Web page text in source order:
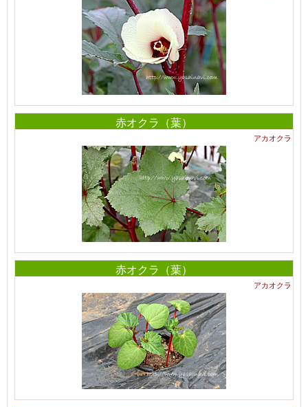
赤オクラ（葉）
アカオクラ
赤オクラ（葉）
アカオクラ